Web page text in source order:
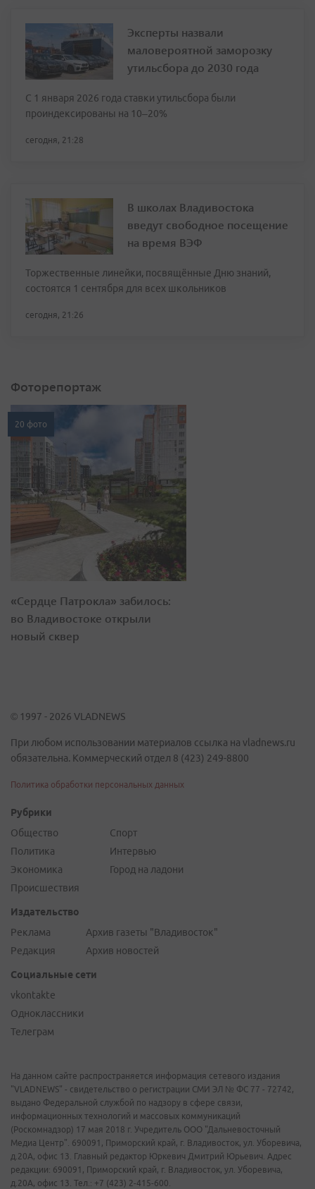
Эксперты назвали
маловероятной заморозку
утильсбора до 2030 года
С 1 января 2026 года ставки утильсбора были
проиндексированы на 10–20%
сегодня, 21:28
В школах Владивостока
введут свободное посещение
на время ВЭФ
Торжественные линейки, посвящённые Дню знаний,
состоятся 1 сентября для всех школьников
сегодня, 21:26
Фоторепортаж
20 фото
«Сердце Патрокла» забилось:
во Владивостоке открыли
новый сквер
© 1997 - 2026 VLADNEWS
При любом использовании материалов ссылка на vladnews.ru
обязательна. Коммерческий отдел 8 (423) 249-8800
Политика обработки персональных данных
Рубрики
Общество
Политика
Экономика
Происшествия
Спорт
Интервью
Город на ладони
Издательство
Реклама
Редакция
Архив газеты "Владивосток"
Архив новостей
Социальные сети
vkontakte
Одноклассники
Телеграм
На данном сайте распространяется информация сетевого издания
"VLADNEWS" - свидетельство о регистрации СМИ ЭЛ № ФС 77 - 72742,
выдано Федеральной службой по надзору в сфере связи,
информационных технологий и массовых коммуникаций
(Роскомнадзор) 17 мая 2018 г. Учредитель ООО "Дальневосточный
Медиа Центр". 690091, Приморский край, г. Владивосток, ул. Уборевича,
д.20А, офис 13. Главный редактор Юркевич Дмитрий Юрьевич. Адрес
редакции: 690091, Приморский край, г. Владивосток, ул. Уборевича,
д.20А, офис 13. Тел.: +7 (423) 2-415-600.